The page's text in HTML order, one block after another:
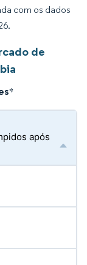
com os dados
de
*
após